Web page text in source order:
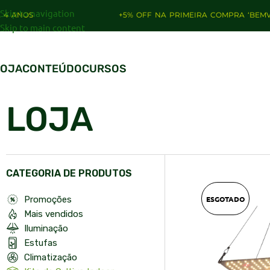
Skip to navigation
Skip to main content
+5% OFF NA PRIMEIRA COMPRA ‘BEMVINDO’
CONTEÚDOCURSOS
LOJA
CATEGORIA DE PRODUTOS
Promoções
Mais vendidos
Iluminação
Estufas
Climatização
ESGOTADO